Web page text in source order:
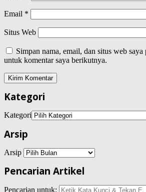
Email *
Situs Web
Simpan nama, email, dan situs web saya
untuk komentar saya berikutnya.
Kategori
Kategori
Arsip
Arsip
Pencarian Artikel
Pencarian untuk: